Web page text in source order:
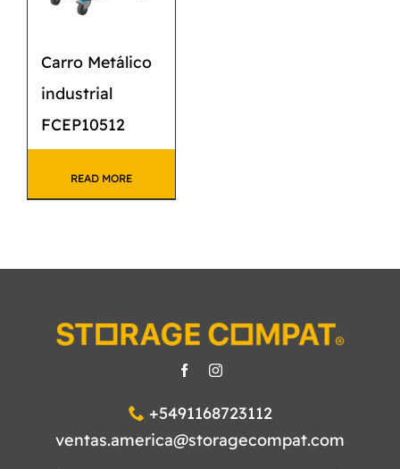
Carro Metálico
industrial
FCEP10512
READ MORE
+5491168723112
ventas.america@storagecompat.com